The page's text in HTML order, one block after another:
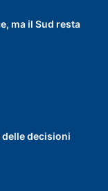
ma il Sud resta
delle decisioni